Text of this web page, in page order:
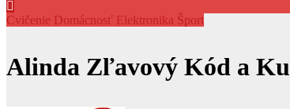
Cvičenie Domácnosť Elektronika Šport
Alinda Zľavový Kód a